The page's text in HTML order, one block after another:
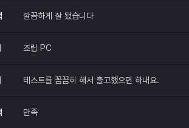
깔끔하게 잘 됐습니다
조립 PC
테스트를 꼼꼼히 해서 출고했으면 하내요.
만족